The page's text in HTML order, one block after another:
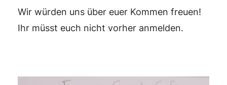
Wir würden uns über euer Kommen freuen!
Ihr müsst euch nicht vorher anmelden.